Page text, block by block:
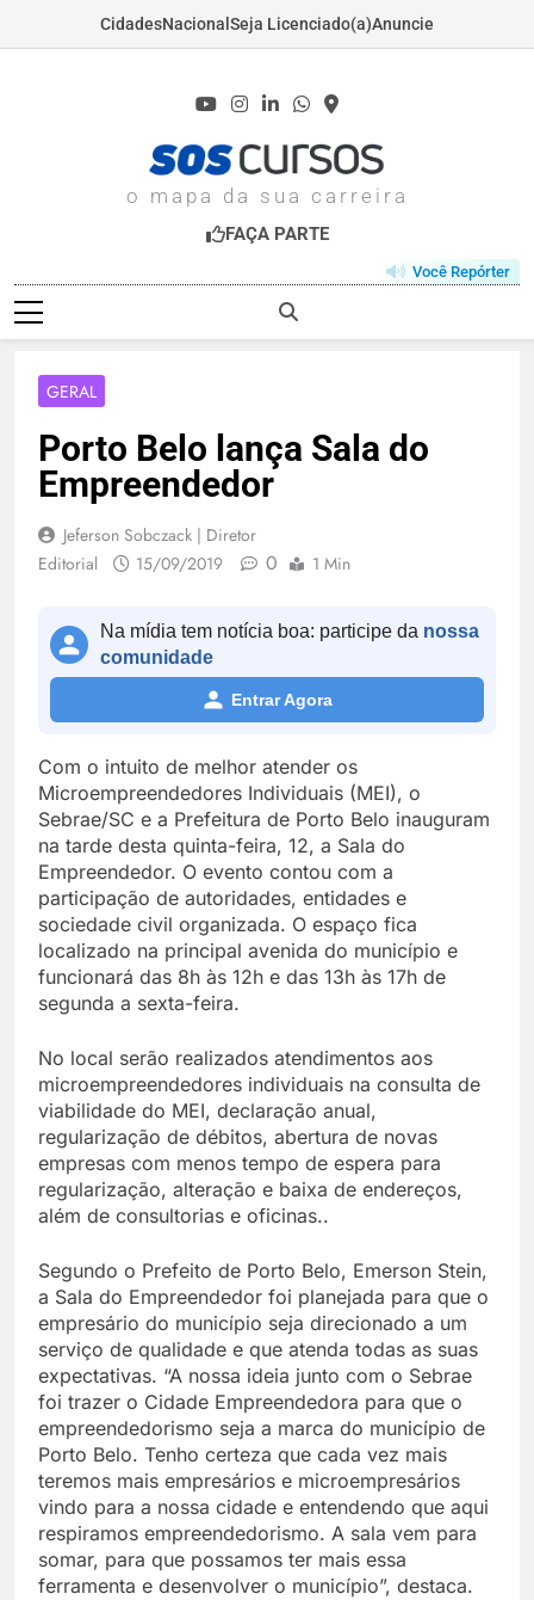
CidadesNacional Seja Licenciado(a)Anuncie
o mapa da sua carreira
FAÇA PARTE
Você Repórter
GERAL
Porto Belo lança Sala do
Empreendedor
Jeferson Sobczack | Diretor
Editorial
15/09/2019 0 1 Min
Na mídia tem notícia boa: participe da nossa
comunidade
Entrar Agora
Com o intuito de melhor atender os
Microempreendedores Individuais (MEI), o
Sebrae/SC e a Prefeitura de Porto Belo inauguram
na tarde desta quinta-feira, 12, a Sala do
Empreendedor. O evento contou com a
participação de autoridades, entidades e
sociedade civil organizada. O espaço fica
localizado na principal avenida do município e
funcionará das 8h às 12h e das 13h às 17h de
segunda a sexta-feira.
No local serão realizados atendimentos aos
microempreendedores individuais na consulta de
viabilidade do MEI, declaração anual,
regularização de débitos, abertura de novas
empresas com menos tempo de espera para
regularização, alteração e baixa de endereços,
além de consultorias e oficinas..
Segundo o Prefeito de Porto Belo, Emerson Stein,
a Sala do Empreendedor foi planejada para que o
empresário do município seja direcionado a um
serviço de qualidade e que atenda todas as suas
expectativas. “A nossa ideia junto com o Sebrae
foi trazer o Cidade Empreendedora para que o
empreendedorismo seja a marca do município de
Porto Belo. Tenho certeza que cada vez mais
teremos mais empresários e microempresários
vindo para a nossa cidade e entendendo que aqui
respiramos empreendedorismo. A sala vem para
somar, para que possamos ter mais essa
ferramenta e desenvolver o município”, destaca.